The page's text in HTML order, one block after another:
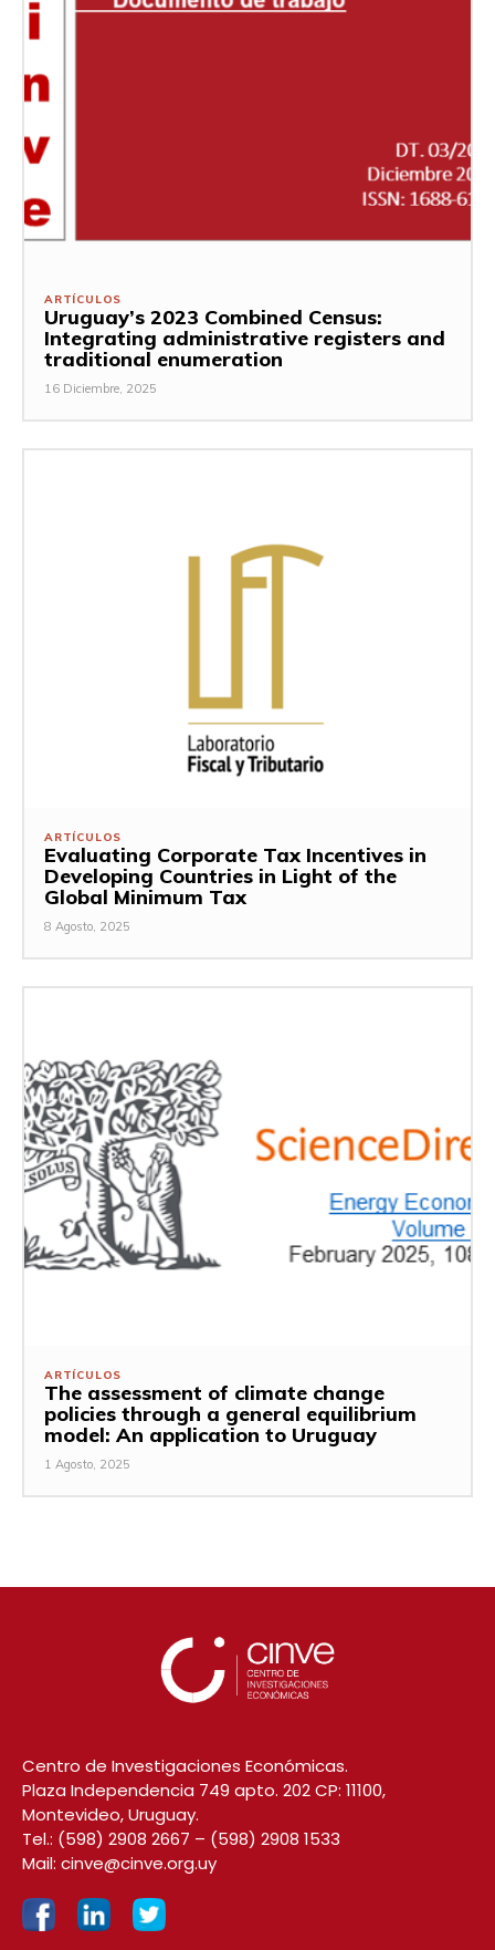
ARTÍCULOS
Uruguay’s 2023 Combined Census:
Integrating administrative registers and
traditional enumeration
16 Diciembre, 2025
ARTÍCULOS
Evaluating Corporate Tax Incentives in
Developing Countries in Light of the
Global Minimum Tax
8 Agosto, 2025
ARTÍCULOS
The assessment of climate change
policies through a general equilibrium
model: An application to Uruguay
1 Agosto, 2025
Centro de Investigaciones Económicas.
Plaza Independencia 749 apto. 202 CP: 11100,
Montevideo, Uruguay.
Tel.: (598) 2908 2667 – (598) 2908 1533
Mail: cinve@cinve.org.uy